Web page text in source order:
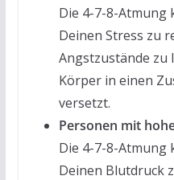
Die 4-7-8-Atmung
Deinen Stress zu
Angstzustände zu
Körper in einen
versetzt.
Personen mit
Die 4-7-8-Atmung
Deinen Blutdruck